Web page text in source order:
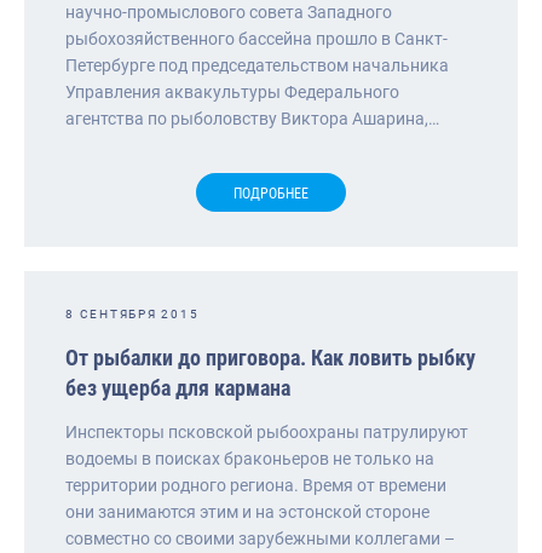
научно-промыслового совета Западного
рыбохозяйственного бассейна прошло в Санкт-
Петербурге под председательством начальника
Управления аквакультуры Федерального
агентства по рыболовству Виктора Ашарина,…
ПОДРОБНЕЕ
8 СЕНТЯБРЯ 2015
От рыбалки до приговора. Как ловить рыбку
без ущерба для кармана
Инспекторы псковской рыбоохраны патрулируют
водоемы в поисках браконьеров не только на
территории родного региона. Время от времени
они занимаются этим и на эстонской стороне
совместно со своими зарубежными коллегами –